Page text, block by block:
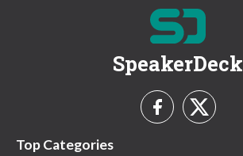
SpeakerDeck
Top Categories